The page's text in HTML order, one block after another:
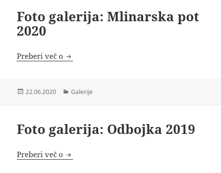
Foto galerija: Mlinarska pot
2020
Preberi več o Foto galerija: Mlinarska pot 2020
Objavljeno
22.06.2020 Kategorije
Galerije
Foto galerija: Odbojka 2019
Preberi več o Foto galerija: Odbojka 2019